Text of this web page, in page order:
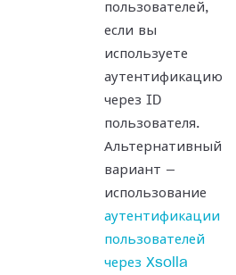
пользователей,
если вы
используете
аутентификацию
через ID
пользователя.
Альтернативный
вариант —
использование
аутентификации
пользователей
через Xsolla